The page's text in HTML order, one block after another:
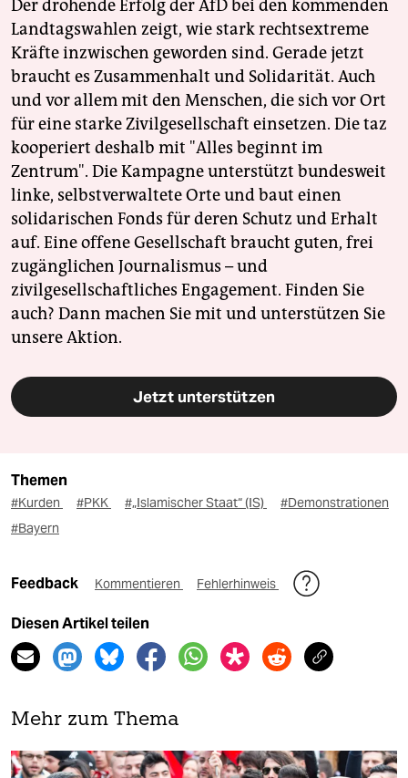
Der drohende Erfolg der AfD bei den kommenden
Landtagswahlen zeigt, wie stark rechtsextreme
Kräfte inzwischen geworden sind. Gerade jetzt
braucht es Zusammenhalt und Solidarität. Auch
und vor allem mit den Menschen, die sich vor Ort
für eine starke Zivilgesellschaft einsetzen. Die taz
kooperiert deshalb mit "Alles beginnt im
Zentrum". Die Kampagne unterstützt bundesweit
linke, selbstverwaltete Orte und baut einen
solidarischen Fonds für deren Schutz und Erhalt
auf. Eine offene Gesellschaft braucht guten, frei
zugänglichen Journalismus – und
zivilgesellschaftliches Engagement. Finden Sie
auch? Dann machen Sie mit und unterstützen Sie
unsere Aktion.
Jetzt unterstützen
Themen
#Kurden #PKK #„Islamischer Staat“ (IS)
#Demonstrationen
#Bayern
Feedback Kommentieren Fehlerhinweis
Diesen Artikel teilen
Mehr zum Thema